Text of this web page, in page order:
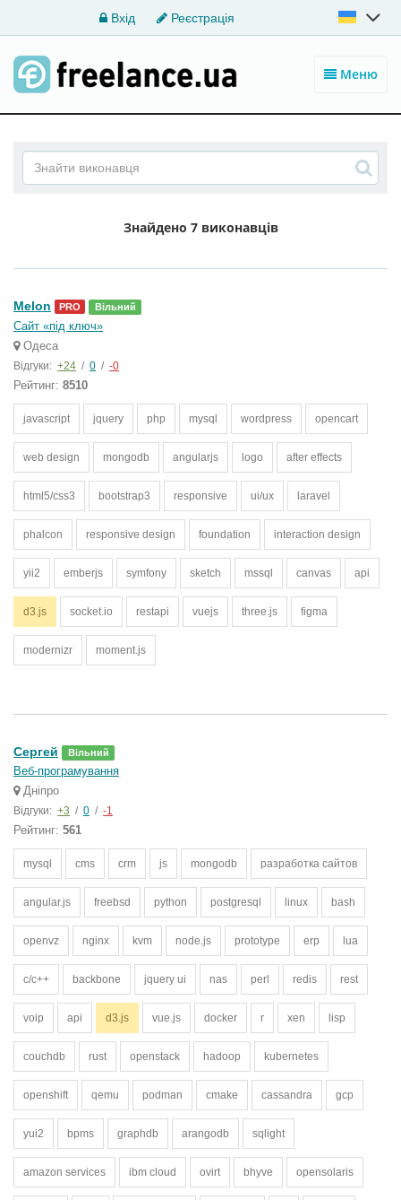
Вхід Реєстрація
Меню
Знайдено 7 виконавців
Melon PRO Вільний
Сайт «під ключ»
Одеса
Відгуки: +24 / 0 / -0
Рейтинг: 8510
javascript jquery php mysql wordpress opencart
web design mongodb angularjs logo after effects
html5/css3 bootstrap3 responsive ui/ux laravel
phalcon responsive design foundation interaction design
yii2 emberjs symfony sketch mssql canvas api
d3.js socket.io restapi vuejs three.js figma
modernizr moment.js
Сергей Вільний
Веб-програмування
Дніпро
Відгуки: +3 / 0 / -1
Рейтинг: 561
mysql cms crm js mongodb разработка сайтов
angular.js freebsd python postgresql linux bash
openvz nginx kvm node.js prototype erp lua
c/c++ backbone jquery ui nas perl redis rest
voip api d3.js vue.js docker r xen lisp
couchdb rust openstack hadoop kubernetes
openshift qemu podman cmake cassandra gcp
yui2 bpms graphdb arangodb sqlight
amazon services ibm cloud ovirt bhyve opensolaris